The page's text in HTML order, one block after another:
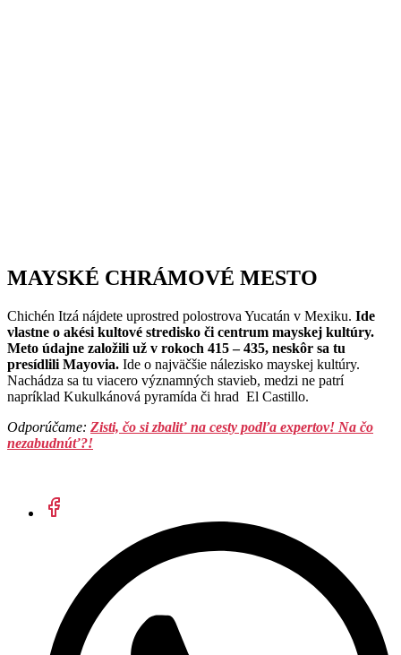
MAYSKÉ CHRÁMOVÉ MESTO
Chichén Itzá nájdete uprostred polostrova Yucatán v Mexiku. Ide
vlastne o akési kultové stredisko či centrum mayskej kultúry.
Meto údajne založili už v rokoch 415 – 435, neskôr sa tu
presídlili Mayovia. Ide o najväčšie nálezisko mayskej kultúry.
Nachádza sa tu viacero významných stavieb, medzi ne patrí
napríklad Kukulkánová pyramída či hrad El Castillo.
Odporúčame: Zisti, čo si zbaliť na cesty podľa expertov! Na čo
nezabudnúť?!